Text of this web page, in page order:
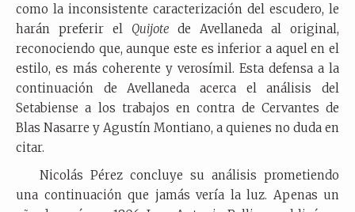
como la inconsistente caracterización del escudero, le
harán preferir el Quijote de Avellaneda al original,
reconociendo que, aunque este es inferior a aquel en el
estilo, es más coherente y verosímil. Esta defensa a la
continuación de Avellaneda acerca el análisis del
Setabiense a los trabajos en contra de Cervantes de
Blas Nasarre y Agustín Montiano, a quienes no duda en
citar.
Nicolás Pérez concluye su análisis prometiendo
una continuación que jamás vería la luz. Apenas un